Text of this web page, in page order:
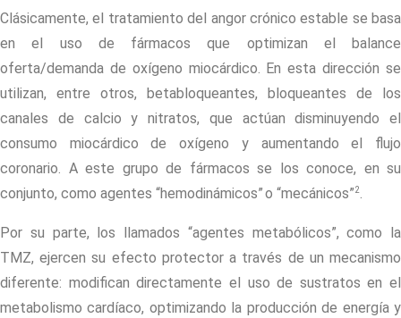
Clásicamente, el tratamiento del angor crónico estable se basa
en el uso de fármacos que optimizan el balance
oferta/demanda de oxígeno miocárdico. En esta dirección se
utilizan, entre otros, betabloqueantes, bloqueantes de los
canales de calcio y nitratos, que actúan disminuyendo el
consumo miocárdico de oxígeno y aumentando el flujo
coronario. A este grupo de fármacos se los conoce, en su
conjunto, como agentes “hemodinámicos”o “mecánicos”2.
Por su parte, los llamados “agentes metabólicos”, como la
TMZ, ejercen su efecto protector a través de un mecanismo
diferente: modifican directamente el uso de sustratos en el
metabolismo cardíaco, optimizando la producción de energía y